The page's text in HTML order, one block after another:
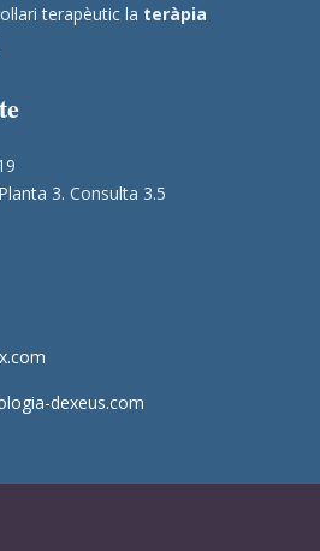
terapèutic la teràpia
3. Consulta 3.5
dexeus.com